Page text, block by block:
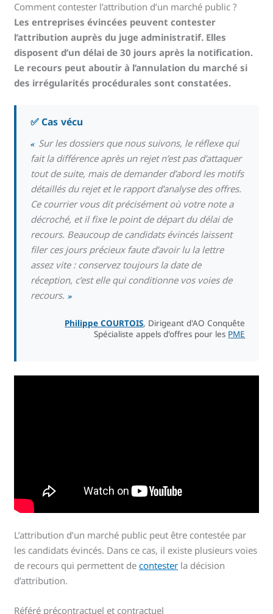
Comment contester l’attribution d’un marché public ?
Les entreprises évincées peuvent contester
l’attribution auprès du juge administratif. Elles
disposent d’un délai de 30 jours après la notification.
Le recours peut aboutir à l’annulation du marché si
des irrégularités procédurales sont constatées.
✅ Cas vécu
« Sur les dossiers que nous suivons, le réflexe qui
fait la différence après un rejet n’est pas d’attaquer
tout de suite, mais de demander d’abord les motifs
détaillés du rejet et le rapport d’analyse des offres.
Ce courrier vous dit précisément où votre note a
décroché, et il fixe le point de départ du délai de
recours. Beaucoup de candidats évincés laissent
filer ces jours précieux faute d’avoir lu la lettre
assez vite : conservez toujours la date de
réception, c’est elle qui conditionne vos voies de
recours. »
Philippe COURTOIS, Dirigeant d'AO Conquête
Spécialiste appels d'offres pour les PME
L’attribution d’un marché public peut être contestée par
les candidats évincés. Dans ce cas, il existe plusieurs voies
de recours qui permettent decontester la décision
d’attribution.
Référé précontractuel et contractuel